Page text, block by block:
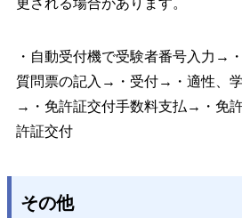
更される場合があります。
・自動受付機で受験者番号入力→
質問票の記入→・受付→・適性、
→・免許証交付手数料支払→・免
許証交付
その他